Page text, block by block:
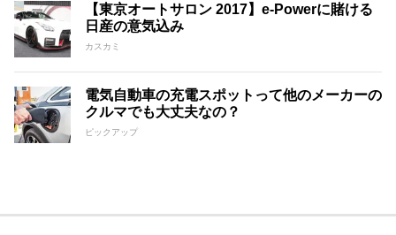
【東京オートサロン 2017】e-Powerに賭ける
日産の意気込み
カスカミ
電気自動車の充電スポットって他のメーカーの
クルマでも大丈夫なの？
ピックアップ